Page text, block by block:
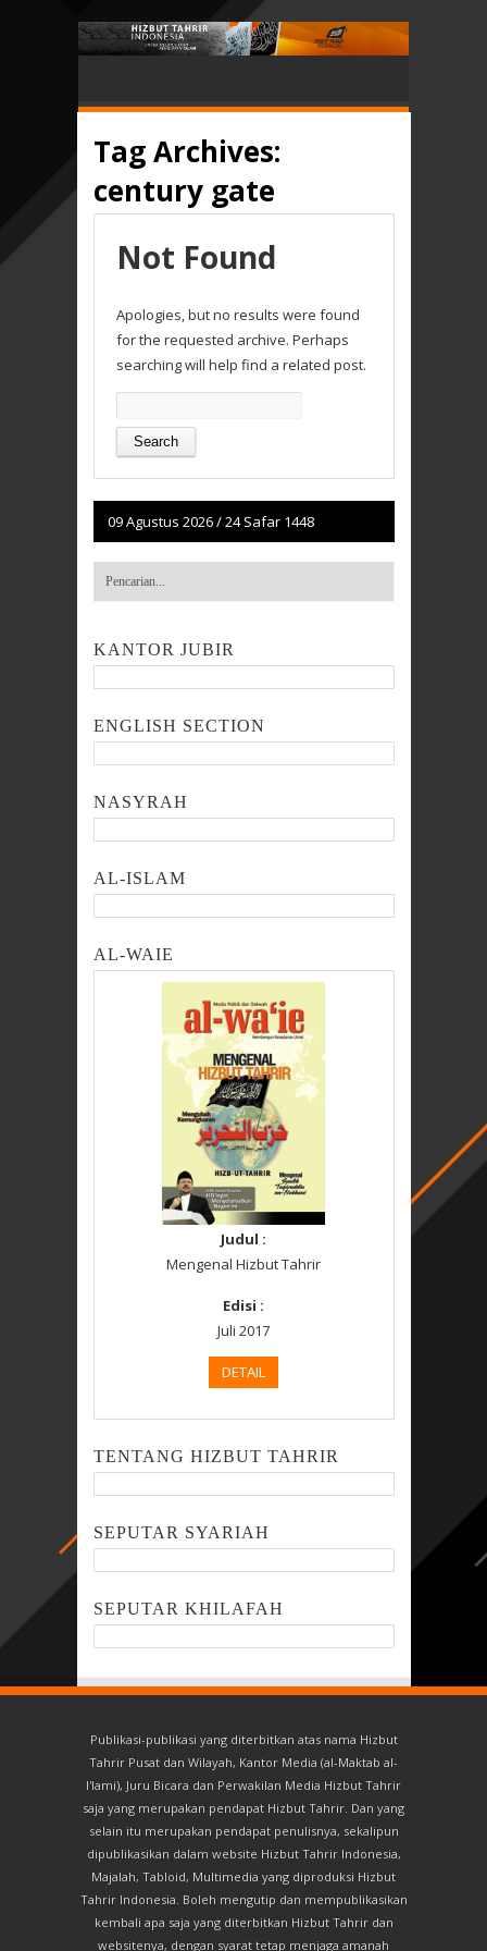
Tag Archives:
century gate
Not Found
Apologies, but no results were found
for the requested archive. Perhaps
searching will help find a related post.
for:
09 Agustus 2026/24 Safar 1448
KANTOR JUBIR
ENGLISH SECTION
NASYRAH
AL-ISLAM
AL-WAIE
Judul :
Mengenal Hizbut Tahrir
Edisi :
Juli 2017
DETAIL
TENTANG HIZBUT TAHRIR
SEPUTAR SYARIAH
SEPUTAR KHILAFAH
Publikasi-publikasi yang diterbitkan atas nama Hizbut
Tahrir Pusat dan Wilayah, Kantor Media (al-Maktab al-
I'lami), Juru Bicara dan Perwakilan Media Hizbut Tahrir
saja yang merupakan pendapat Hizbut Tahrir. Dan yang
selain itu merupakan pendapat penulisnya, sekalipun
dipublikasikan dalam website Hizbut Tahrir Indonesia,
Majalah, Tabloid, Multimedia yang diproduksi Hizbut
Tahrir Indonesia. Boleh mengutip dan mempublikasikan
kembali apa saja yang diterbitkan Hizbut Tahrir dan
websitenya, dengan syarat tetap menjaga amanah